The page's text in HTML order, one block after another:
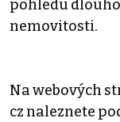
pohledu
nemovitosti.
Na webových
cz naleznete